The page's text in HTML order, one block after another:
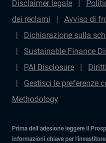
Disclaimer legale
dei reclami
Avviso di
Dichiarazione sulla
Sustainable Finance
PAI Disclosure
Gestisci le preferenze
Methodology
Prima dell’adesione leggere il
informazioni chiave per